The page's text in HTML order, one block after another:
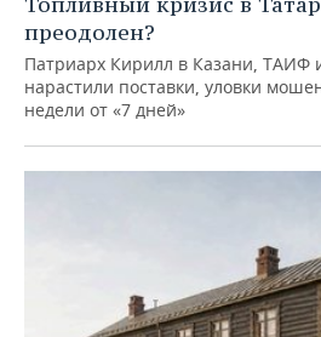
преодолен?
Патриарх Кирилл в Казани, ТАИФ
нарастили поставки, уловки
недели от «7 дней»